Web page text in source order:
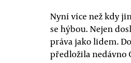
Nyní více než kdy
se hýbou. Nejen
práva jako lidem.
předložila nedávno